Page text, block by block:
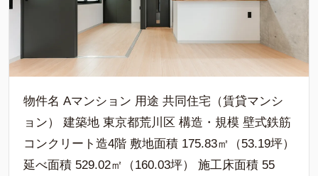
物件名 Aマンション 用途 共同住宅（賃貸マンシ
ョン） 建築地 東京都荒川区 構造・規模 壁式鉄筋
コンクリート造4階 敷地面積 175.83㎡（53.19坪）
延べ面積 529.02㎡（160.03坪） 施工床面積 55